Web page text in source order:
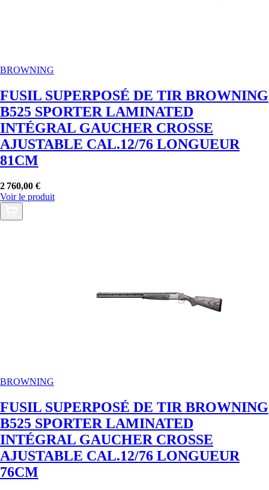
BROWNING
FUSIL SUPERPOSÉ DE TIR BROWNING
B525 SPORTER LAMINATED
INTÉGRAL GAUCHER CROSSE
AJUSTABLE CAL.12/76 LONGUEUR
81CM
2 760,00 €
Voir le produit
BROWNING
FUSIL SUPERPOSÉ DE TIR BROWNING
B525 SPORTER LAMINATED
INTÉGRAL GAUCHER CROSSE
AJUSTABLE CAL.12/76 LONGUEUR
76CM